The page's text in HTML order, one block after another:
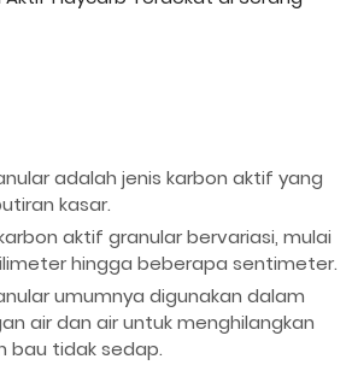
adalah jenis karbon aktif yang
kasar.
aktif granular bervariasi, mulai
hingga beberapa sentimeter.
umumnya digunakan dalam
air dan air untuk menghilangkan
bau tidak sedap.